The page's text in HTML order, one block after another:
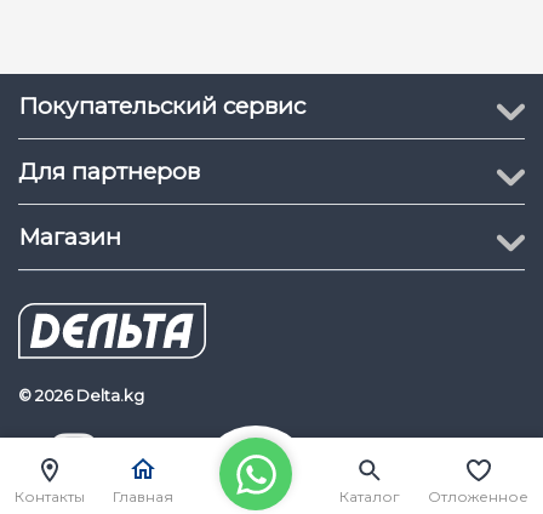
Покупательский сервис
Для партнеров
Магазин
© 2026 Delta.kg
Delta.kg
Контакты Главная Каталог Отложенное